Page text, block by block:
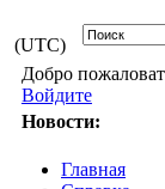
(UTC)
Добро
Войдите
Новости:
Главная